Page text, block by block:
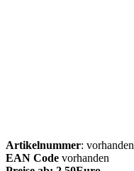
Artikelnummer: vorhanden
EAN Code vorhanden